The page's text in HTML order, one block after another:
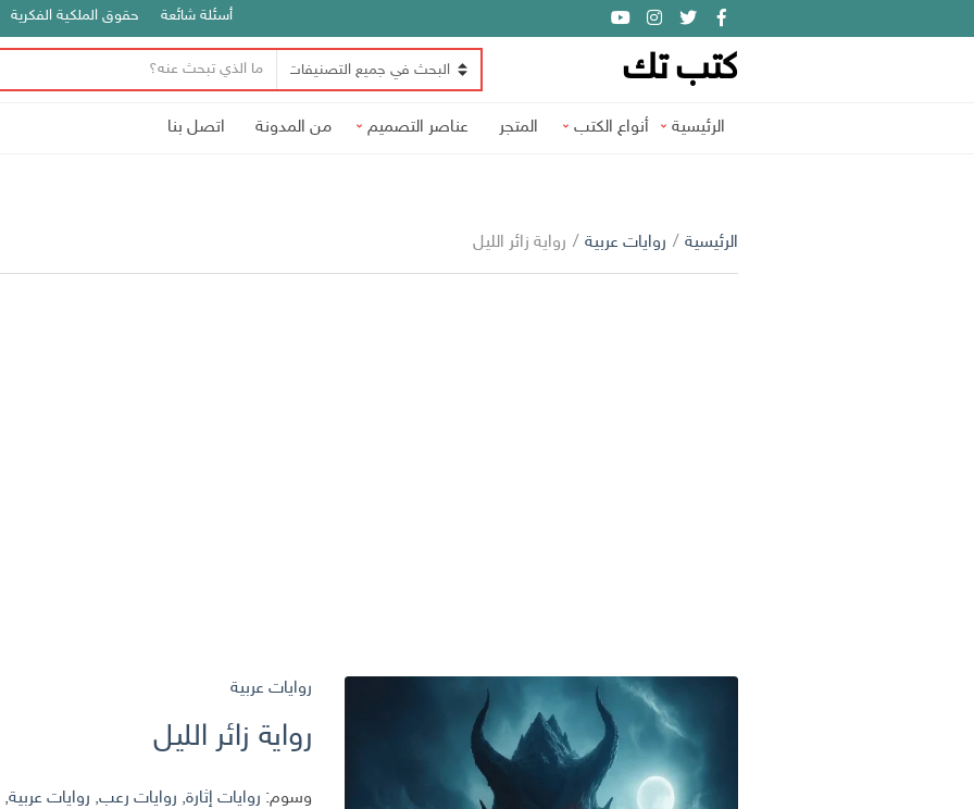
أسئلة شائعة حقوق الملكية الفكرية
كتب تك
ص
ل
الرئيسية أنواع الكتب المتجر عناصر التصميم من المدونة اتصل بنا
الرئيسية / روايات عربية / رواية زائر الليل
روايات عربية
رواية زائر الليل
وسوم: روايات إثارة, روايات رعب, روايات عربية,